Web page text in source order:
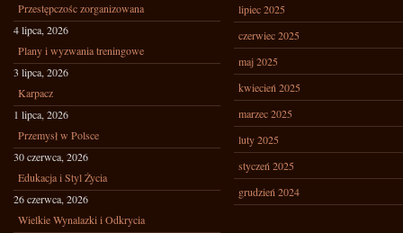
Przestępczośc zorganizowana
4 lipca, 2026
Plany i wyzwania treningowe
3 lipca, 2026
Karpacz
1 lipca, 2026
Przemysł w Polsce
30 czerwca, 2026
Edukacja i Styl Życia
26 czerwca, 2026
Wielkie Wynalazki i Odkrycia
lipiec 2025
czerwiec 2025
maj 2025
kwiecień 2025
marzec 2025
luty 2025
styczeń 2025
grudzień 2024